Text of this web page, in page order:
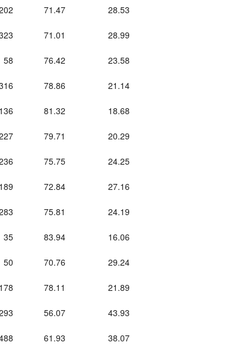
71.47 28.53
71.01 28.99
58 76.42 23.58
78.86 21.14
136 81.32 18.68
79.71 20.29
75.75 24.25
189 72.84 27.16
75.81 24.19
35 83.94 16.06
50 70.76 29.24
178 78.11 21.89
56.07 43.93
61.93 38.07